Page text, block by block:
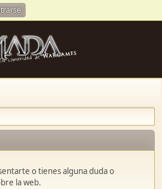
o tienes alguna duda o
la web.